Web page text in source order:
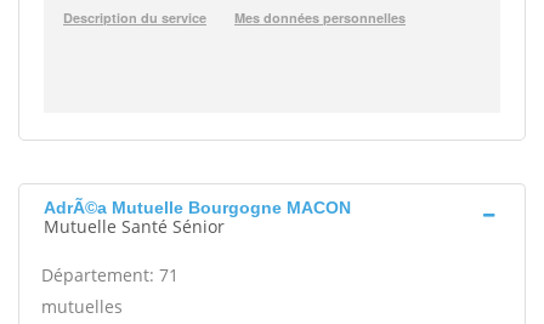
AdrÃ©a Mutuelle Bourgogne MACON
Mutuelle Santé Sénior
Département: 71
mutuelles